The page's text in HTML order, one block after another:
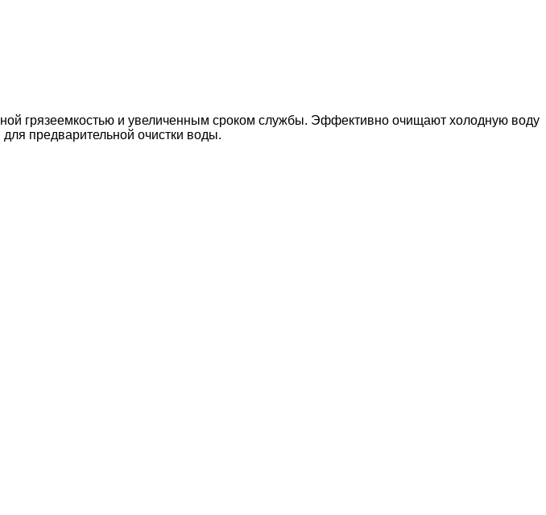
грязеемкостью и увеличенным сроком службы. Эффективно очищают холодную воду
предварительной очистки воды.